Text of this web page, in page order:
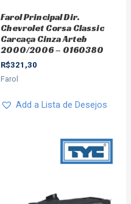
Farol Principal Dir.
Chevrolet Corsa Classic
Carcaça Cinza Arteb
2000/2006 – 0160380
R$321,30
Farol
Add a Lista de Desejos